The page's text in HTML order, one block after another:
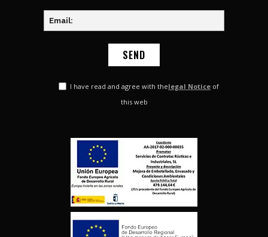
I have read and agree with thelegal Notice of
this web